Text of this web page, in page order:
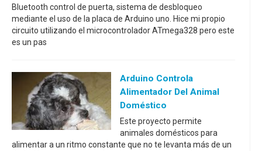
Bluetooth control de puerta, sistema de desbloqueo
mediante el uso de la placa de Arduino uno. Hice mi propio
circuito utilizando el microcontrolador ATmega328 pero este
es un pas
Arduino Controla
Alimentador Del Animal
Doméstico
Este proyecto permite
animales domésticos para
alimentar a un ritmo constante que no te levanta más de un